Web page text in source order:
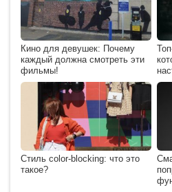
Кино для девушек: Почему
каждый должна смотреть эти
фильмы!
Стиль сolor-blocking: что это
такое?